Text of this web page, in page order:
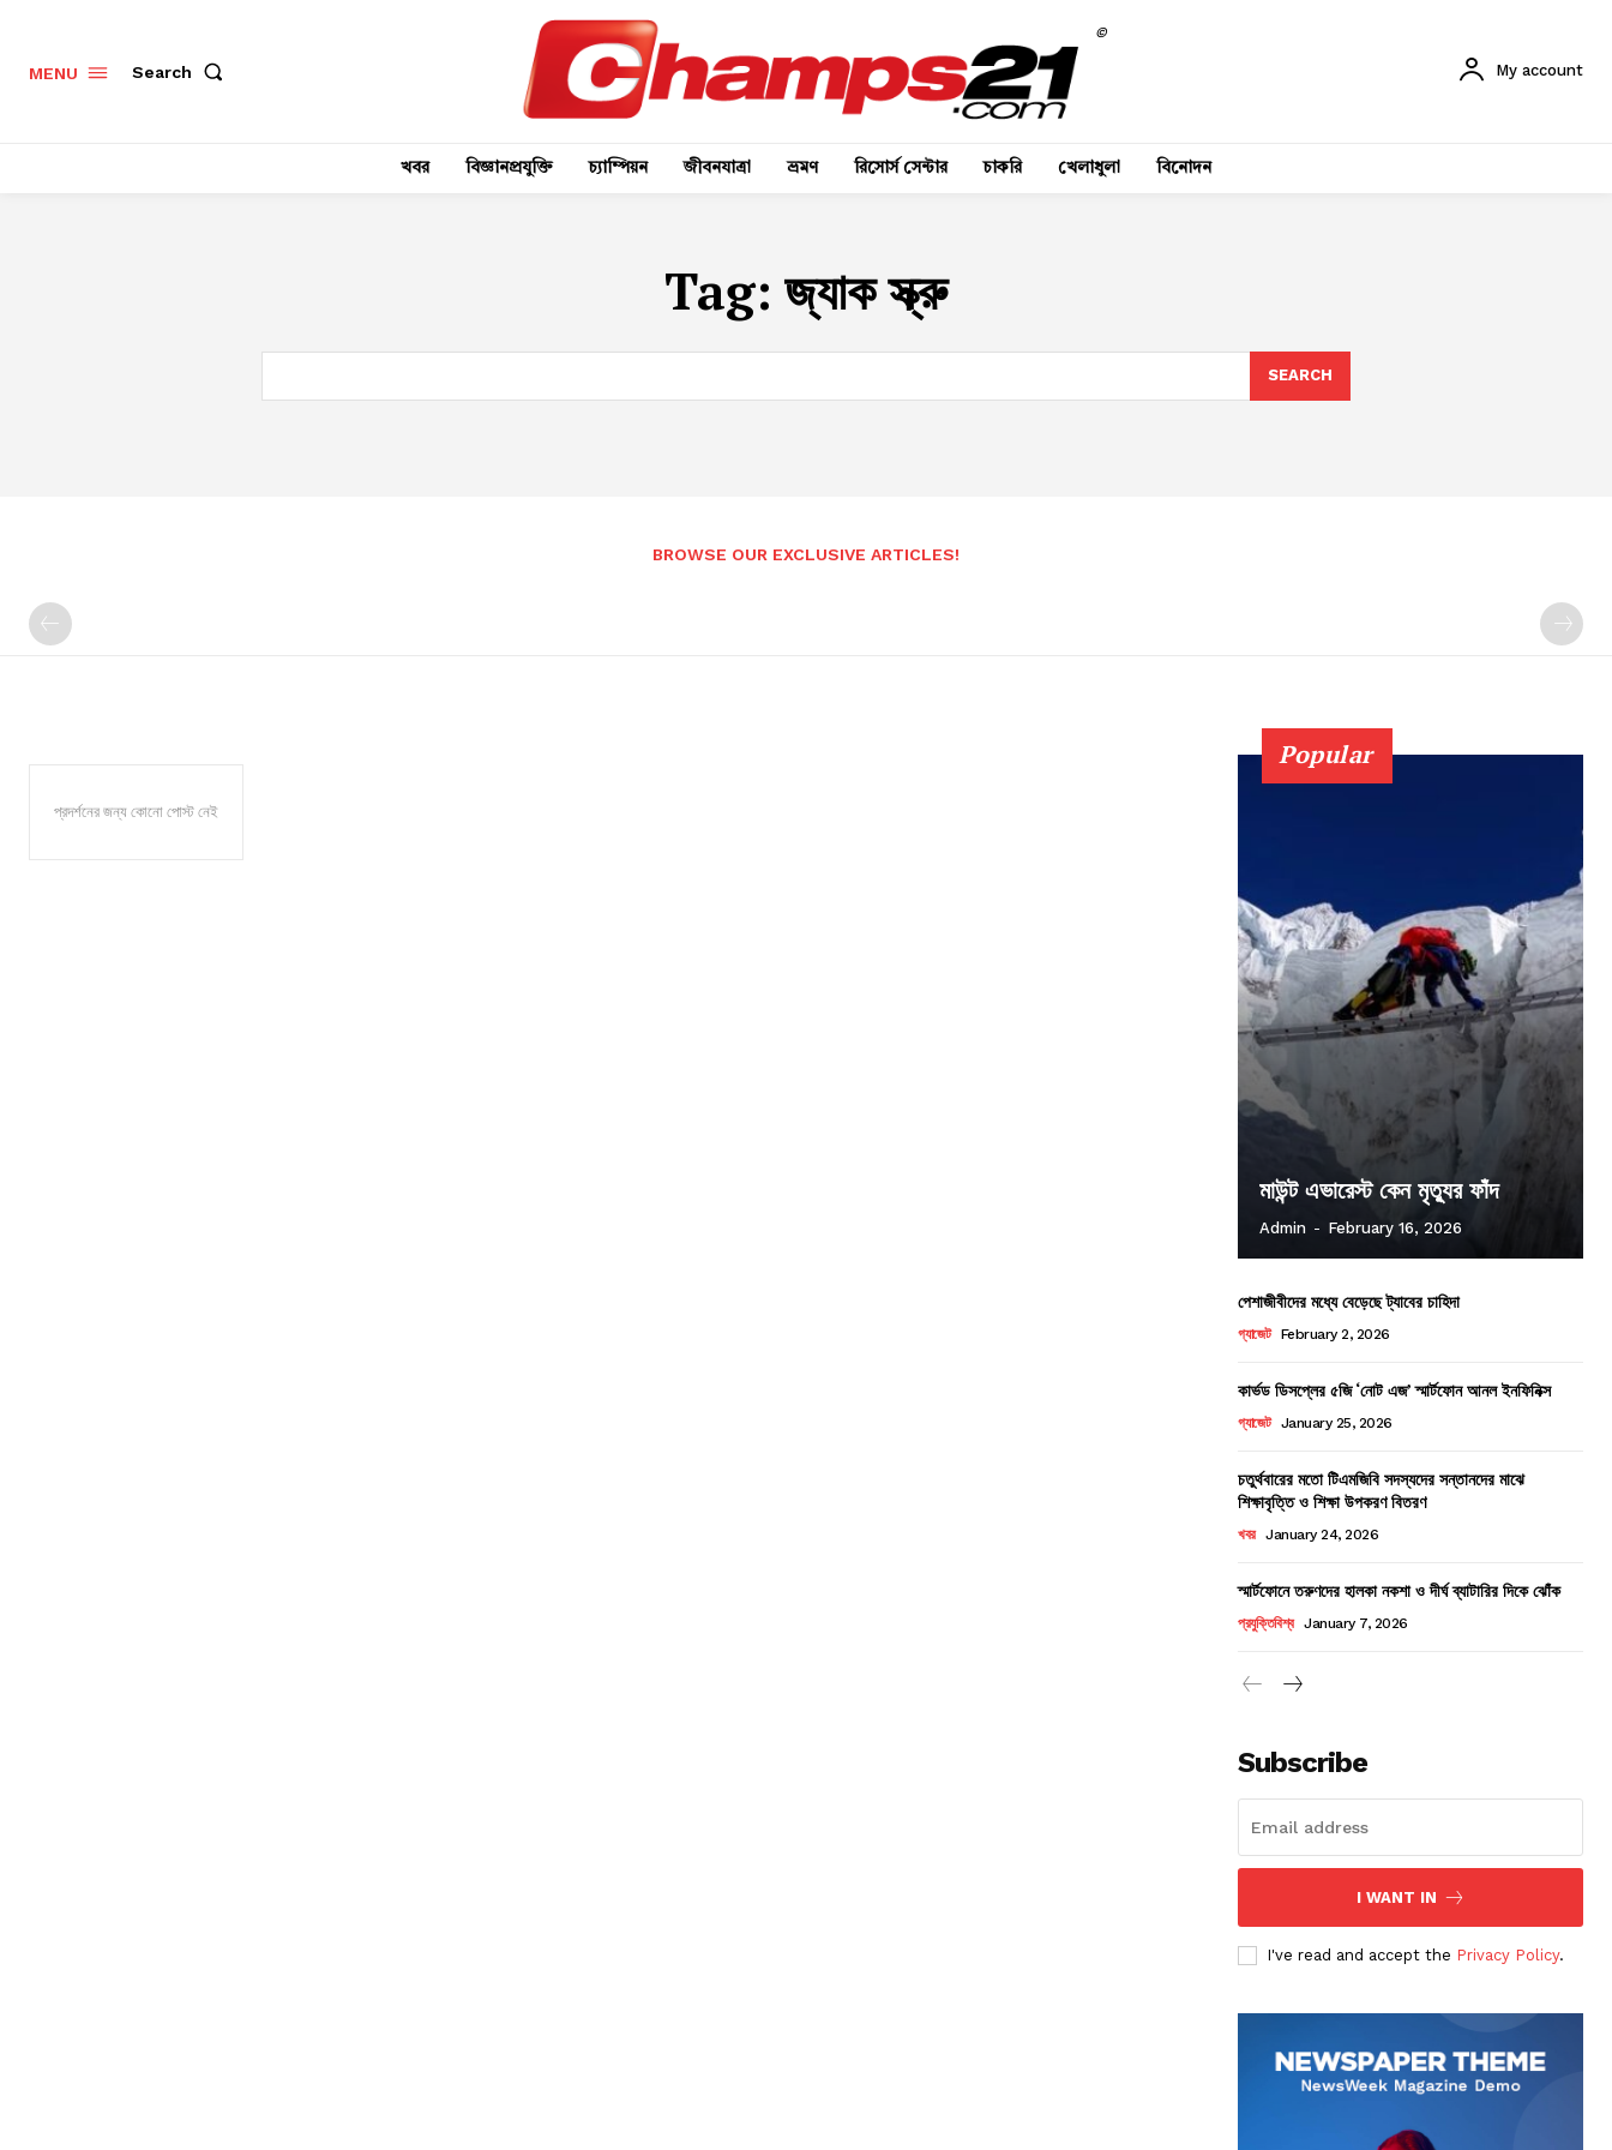
MENU Search
©
My account
খবর বিজ্ঞানপ্রযুক্তি চ্যাম্পিয়ন জীবনযাত্রা ভ্রমণ রিসোর্স সেন্টার চাকরি খেলাধুলা বিনোদন
Tag:জ্যাক স্ক্রু
SEARCH
BROWSE OUR EXCLUSIVE ARTICLES!
প্রদর্শনের জন্য কোনো পোস্ট নেই
Popular
মাউন্ট এভারেস্ট কেন মৃত্যুর ফাঁদ
Admin - February 16, 2026
পেশাজীবীদের মধ্যে বেড়েছে ট্যাবের চাহিদা
গ্যাজেট February 2, 2026
কার্ভড ডিসপ্লের ৫জি ‘নোট এজ’ স্মার্টফোন আনল ইনফিনিক্স
গ্যাজেট January 25, 2026
চতুর্থবারের মতো টিএমজিবি সদস্যদের সন্তানদের মাঝে
শিক্ষাবৃত্তি ও শিক্ষা উপকরণ বিতরণ
খবর January 24, 2026
স্মার্টফোনে তরুণদের হালকা নকশা ও দীর্ঘ ব্যাটারির দিকে ঝোঁক
প্রযুক্তিবিশ্ব January 7, 2026
Subscribe
I WANT IN
I've read and accept the Privacy Policy.